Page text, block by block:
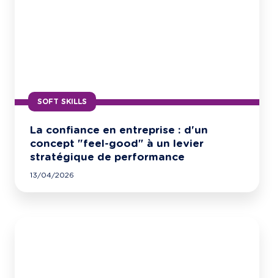
SOFT SKILLS
La confiance en entreprise : d'un
concept "feel-good" à un levier
stratégique de performance
13/04/2026